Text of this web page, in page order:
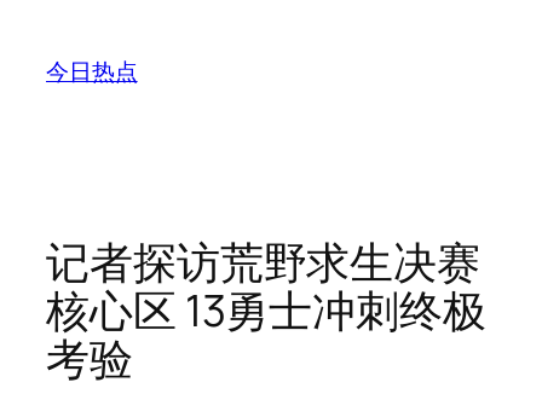
今日热点
记者探访荒野求生决赛
核心区 13勇士冲刺终极
考验